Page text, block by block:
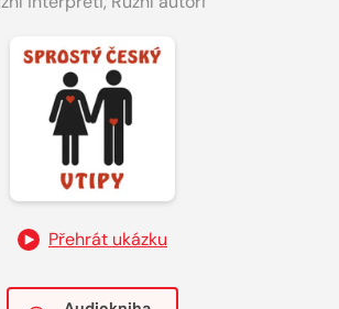
Přehrát ukázku